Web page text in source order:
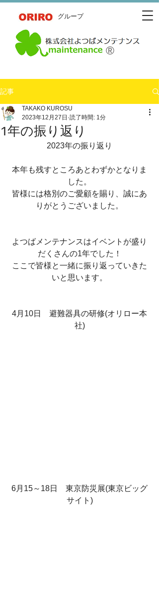
®
​グループ
記事
1年の振り返り
TAKAKO KUROSU
2023年12月27日 読了時間: 1分
2023年の振り返り
本年も残すところあとわずかとなりま
した。
皆様には格別のご愛顧を賜り、誠にあ
りがとうございました。
よつばメンテナンスはイベントが盛り
だくさんの1年でした！
ここで皆様と一緒に振り返っていきた
いと思います。
4月10日　避難器具の研修(オリロー本
社)
6月15～18日　東京防災展(東京ビッグ
サイト)